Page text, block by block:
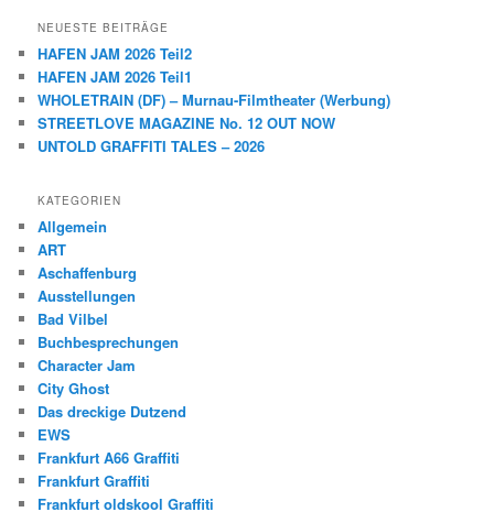
NEUESTE BEITRÄGE
HAFEN JAM 2026 Teil2
HAFEN JAM 2026 Teil1
WHOLETRAIN (DF) – Murnau-Filmtheater (Werbung)
STREETLOVE MAGAZINE No. 12 OUT NOW
UNTOLD GRAFFITI TALES – 2026
KATEGORIEN
Allgemein
ART
Aschaffenburg
Ausstellungen
Bad Vilbel
Buchbesprechungen
Character Jam
City Ghost
Das dreckige Dutzend
EWS
Frankfurt A66 Graffiti
Frankfurt Graffiti
Frankfurt oldskool Graffiti